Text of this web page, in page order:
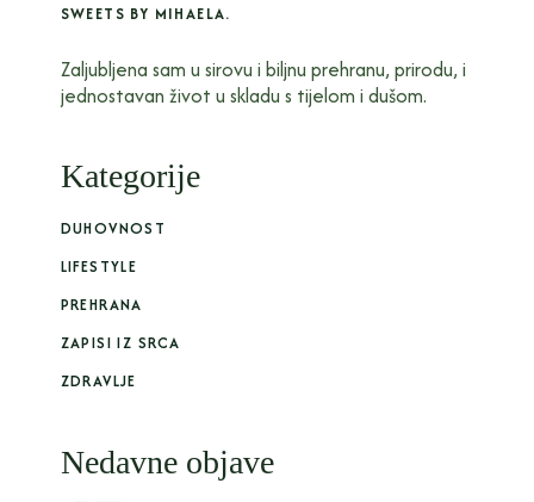
SWEETS BY MIHAELA.
Zaljubljena sam u sirovu i biljnu prehranu, prirodu, i
jednostavan život u skladu s tijelom i dušom.
Kategorije
DUHOVNOST
LIFESTYLE
PREHRANA
ZAPISI IZ SRCA
ZDRAVLJE
Nedavne objave